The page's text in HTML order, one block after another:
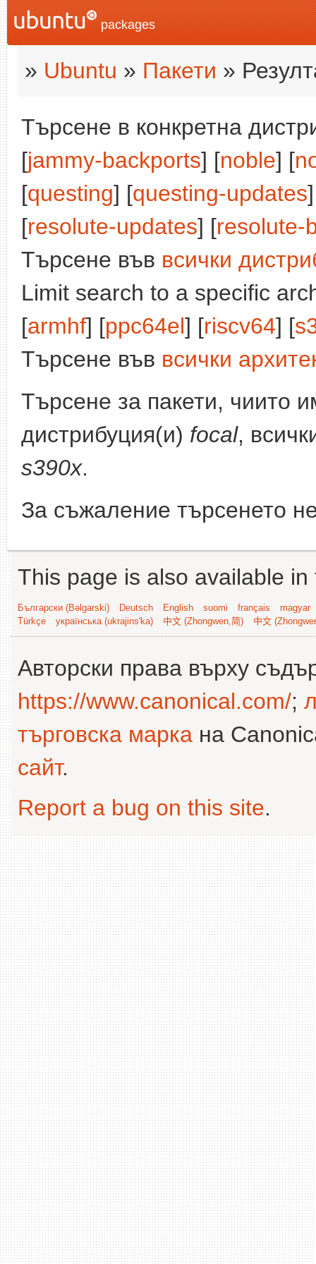
packages
» Ubuntu » Пакети »
Търсене в конкретна
[jammy-backports] [noble] [
[questing] [questing-updates
[resolute-updates] [resolute-
Търсене във всички
Limit search to a specific
[armhf] [ppc64el] [riscv64] [
Търсене във всички
Търсене за пакети, чиито
дистрибуция(и) focal,
s390x.
За съжаление търсенето
This page is also available
Български (Bəlgarski) Deutsch English suomi français
magyar
Türkçe
українська (ukrajins'ka) 中文 (Zhongwen,简) 中文
Авторски права върху
https://www.canonical.com/;
търговска марка на
сайт.
Report a bug on this site.